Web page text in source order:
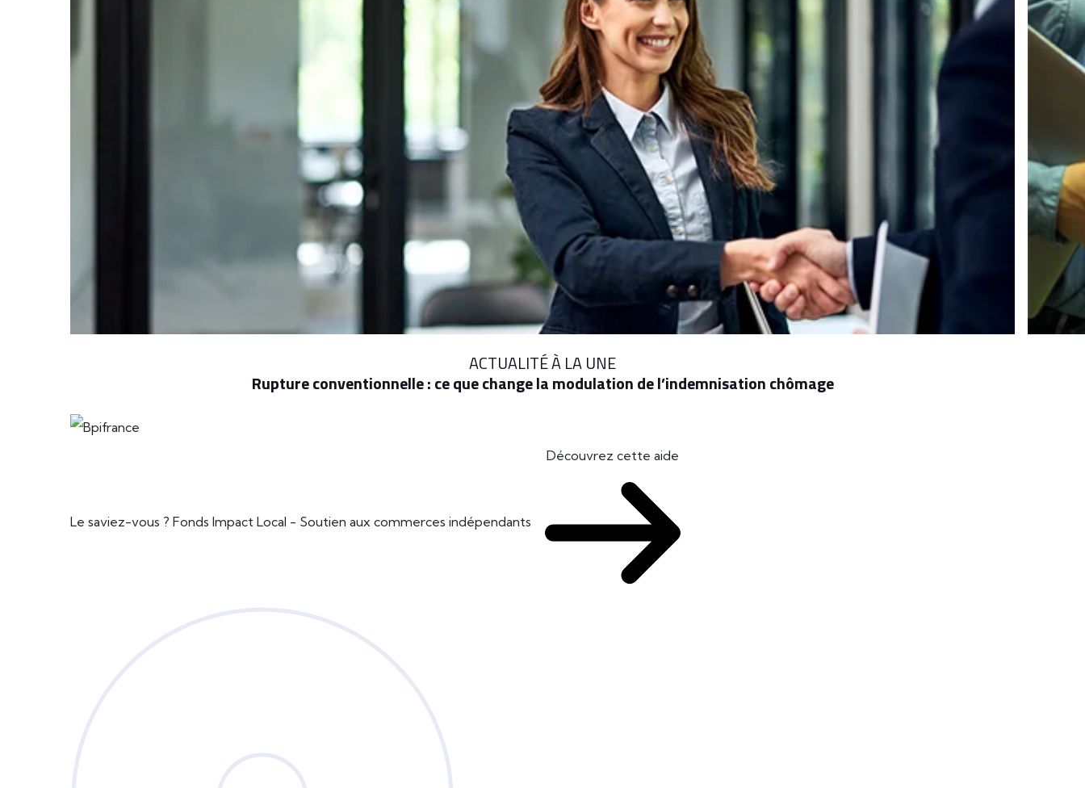
ACTUALITÉ À LA UNE
Rupture conventionnelle : ce que change la modulation de l’indemnisation chômage
Le saviez-vous ? Fonds Impact Local - Soutien aux commerces indépendants
Découvrez cette aide